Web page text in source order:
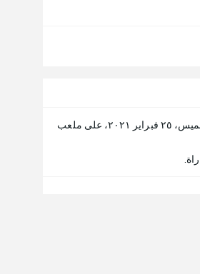
، في الخميس، ٢٥ فبراير ٢٠٢١، على ملعب